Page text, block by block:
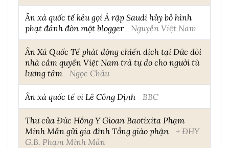
Ân xá quốc tế kêu gọi Ả rập Saudi hủy bỏ hình
phạt đánh đòn một blogger
Nguyễn Việt Nam
Ân Xá Quốc Tế phát động chiến dịch tại Đức đòi
nhà cầm quyền Việt Nam trả tự do cho người tù
lương tâm
Ngọc Châu
Ân xá quốc tế vì Lê Công Định BBC
Thư của Đức Hồng Y Gioan Baotixita Phạm
Minh Mẫn gửi gia đình Tổng giáo phận
+ ĐHY
G.B. Phạm Minh Mẫn